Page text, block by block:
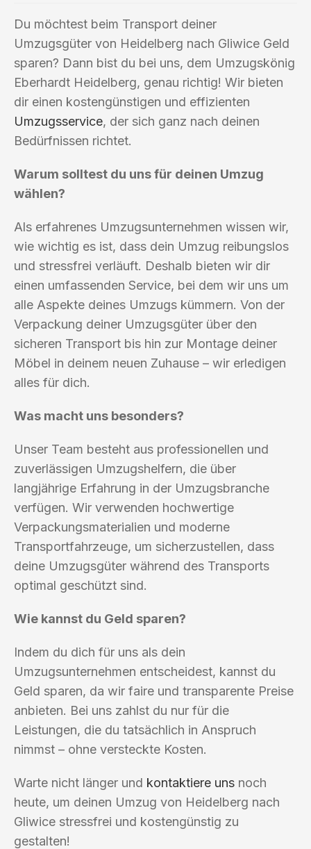
Du möchtest beim Transport deiner
Umzugsgüter von Heidelberg nach Gliwice Geld
sparen? Dann bist du bei uns, dem Umzugskönig
Eberhardt Heidelberg, genau richtig! Wir bieten
dir einen kostengünstigen und effizienten
Umzugsservice, der sich ganz nach deinen
Bedürfnissen richtet.
Warum solltest du uns für deinen Umzug
wählen?
Als erfahrenes Umzugsunternehmen wissen wir,
wie wichtig es ist, dass dein Umzug reibungslos
und stressfrei verläuft. Deshalb bieten wir dir
einen umfassenden Service, bei dem wir uns um
alle Aspekte deines Umzugs kümmern. Von der
Verpackung deiner Umzugsgüter über den
sicheren Transport bis hin zur Montage deiner
Möbel in deinem neuen Zuhause – wir erledigen
alles für dich.
Was macht uns besonders?
Unser Team besteht aus professionellen und
zuverlässigen Umzugshelfern, die über
langjährige Erfahrung in der Umzugsbranche
verfügen. Wir verwenden hochwertige
Verpackungsmaterialien und moderne
Transportfahrzeuge, um sicherzustellen, dass
deine Umzugsgüter während des Transports
optimal geschützt sind.
Wie kannst du Geld sparen?
Indem du dich für uns als dein
Umzugsunternehmen entscheidest, kannst du
Geld sparen, da wir faire und transparente Preise
anbieten. Bei uns zahlst du nur für die
Leistungen, die du tatsächlich in Anspruch
nimmst – ohne versteckte Kosten.
Warte nicht länger und kontaktiere uns noch
heute, um deinen Umzug von Heidelberg nach
Gliwice stressfrei und kostengünstig zu
gestalten!